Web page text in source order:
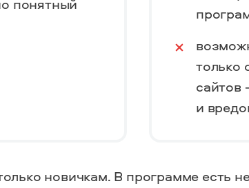
только
сайтов
и
новичкам. В программе есть